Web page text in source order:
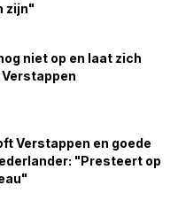
zijn"
niet op en laat zich
Verstappen en goede
"Presteert op